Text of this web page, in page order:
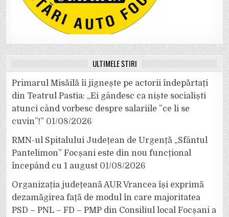
ULTIMELE ȘTIRI
Primarul Misăilă îi jignește pe actorii îndepărtați
din Teatrul Pastia: „Ei gândesc ca niște socialiști
atunci când vorbesc despre salariile ”ce li se
cuvin”!” 01/08/2026
RMN-ul Spitalului Județean de Urgență „Sfântul
Pantelimon” Focșani este din nou funcțional
începând cu 1 august 01/08/2026
Organizația județeană AUR Vrancea își exprimă
dezamăgirea față de modul în care majoritatea
PSD – PNL – FD – PMP din Consiliul local Focșani a